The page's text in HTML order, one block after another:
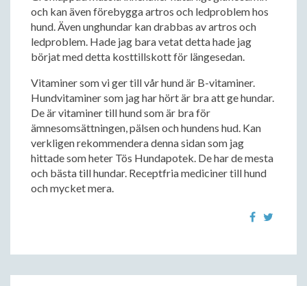
och kan även förebygga artros och ledproblem hos
hund. Även unghundar kan drabbas av artros och
ledproblem. Hade jag bara vetat detta hade jag
börjat med detta kosttillskott för längesedan.
Vitaminer som vi ger till vår hund är B-vitaminer.
Hundvitaminer som jag har hört är bra att ge hundar.
De är vitaminer till hund som är bra för
ämnesomsättningen, pälsen och hundens hud. Kan
verkligen rekommendera denna sidan som jag
hittade som heter Tös Hundapotek. De har de mesta
och bästa till hundar. Receptfria mediciner till hund
och mycket mera.